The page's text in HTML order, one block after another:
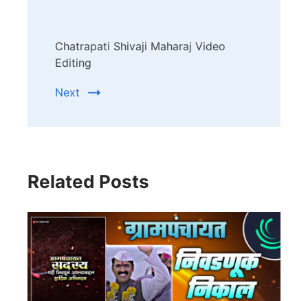
Chatrapati Shivaji Maharaj Video
Editing
Next
Related Posts